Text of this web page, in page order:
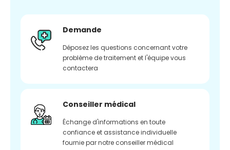
Demande
Déposez les questions concernant votre
problème de traitement et l'équipe vous
contactera
Conseiller médical
Échange d'informations en toute
confiance et assistance individuelle
fournie par notre conseiller médical